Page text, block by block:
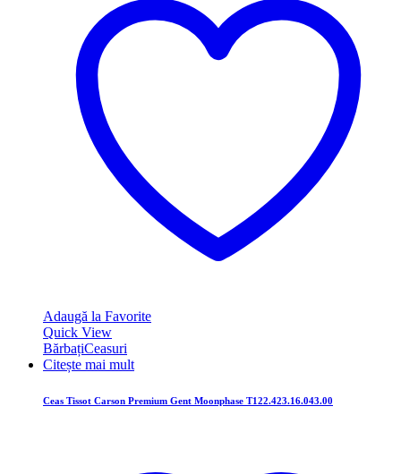
Adaugă la Favorite
Quick View
BărbațiCeasuri
Citește mai mult
Ceas Tissot Carson Premium Gent Moonphase T122.423.16.043.00